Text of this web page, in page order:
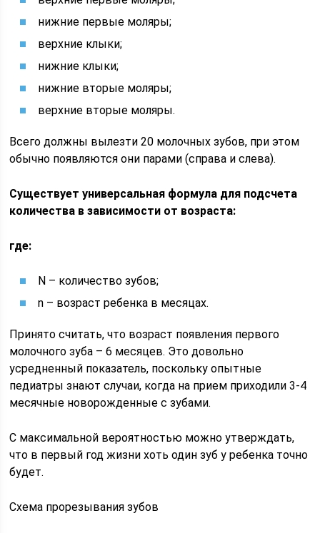
нижние первые моляры;
верхние клыки;
нижние клыки;
нижние вторые моляры;
верхние вторые моляры.
Всего должны вылезти 20 молочных зубов, при этом
обычно появляются они парами (справа и слева).
Существует универсальная формула для подсчета
количества в зависимости от возраста:
где:
N – количество зубов;
n – возраст ребенка в месяцах.
Принято считать, что возраст появления первого
молочного зуба – 6 месяцев. Это довольно
усредненный показатель, поскольку опытные
педиатры знают случаи, когда на прием приходили 3-4
месячные новорожденные с зубами.
С максимальной вероятностью можно утверждать,
что в первый год жизни хоть один зуб у ребенка точно
будет.
Схема прорезывания зубов